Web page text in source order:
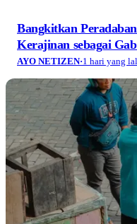
Bangkitkan
Kerajinan sebagai
AYO NETIZEN·1 hari yang